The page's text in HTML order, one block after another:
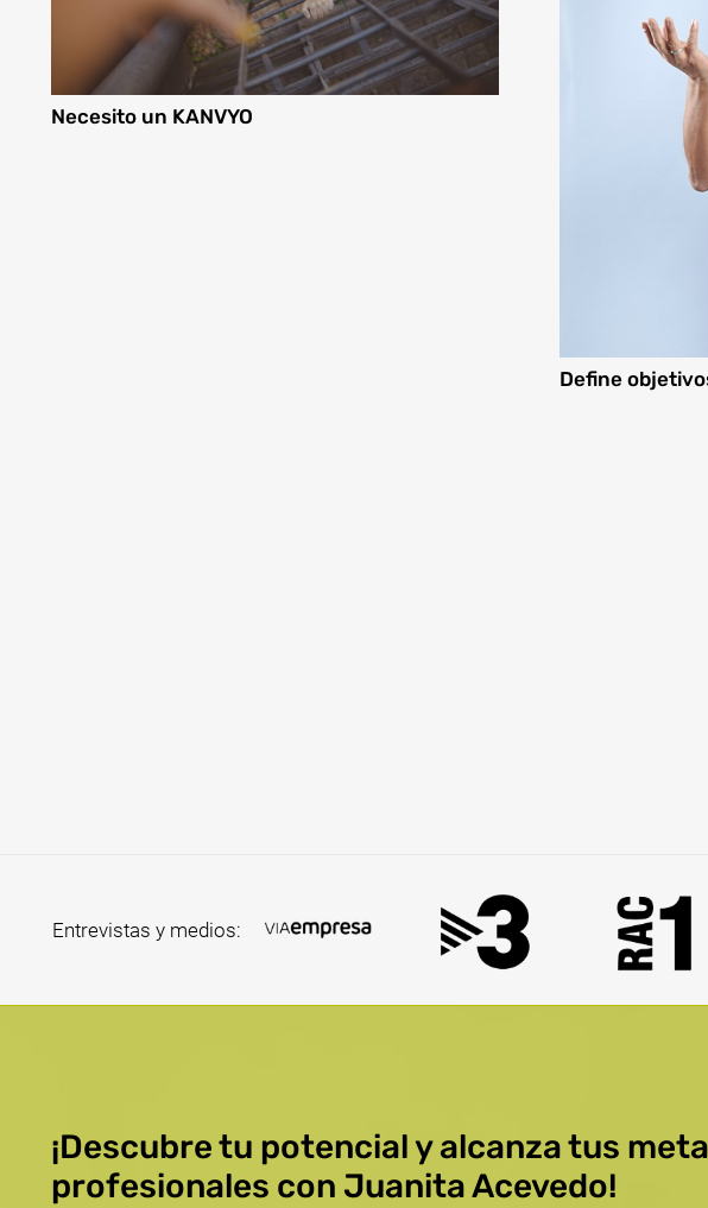
Necesito un KANVYO
Define
Entrevistas y medios:
¡Descubre tu potencial y alcanza tus
profesionales con Juanita Acevedo!